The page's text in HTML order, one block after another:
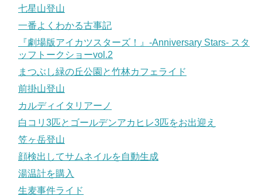
七星山登山
一番よくわかる古事記
『劇場版アイカツスターズ！』-Anniversary Stars- スタ
ッフトークショーvol.2
まつぶし緑の丘公園と竹林カフェライド
前掛山登山
カルディイタリアーノ
白コリ3匹とゴールデンアカヒレ3匹をお出迎え
笠ヶ岳登山
顔検出してサムネイルを自動生成
湯温計を購入
生麦事件ライド